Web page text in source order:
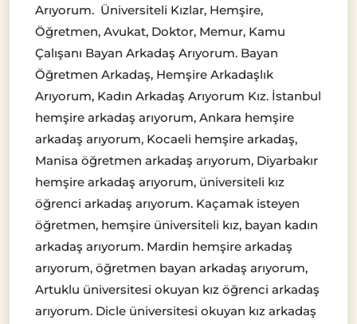
Arıyorum. Üniversiteli Kızlar, Hemşire,
Öğretmen, Avukat, Doktor, Memur, Kamu
Çalışanı Bayan Arkadaş Arıyorum. Bayan
Öğretmen Arkadaş, Hemşire Arkadaşlık
Arıyorum, Kadın Arkadaş Arıyorum Kız. İstanbul
hemşire arkadaş arıyorum, Ankara hemşire
arkadaş arıyorum, Kocaeli hemşire arkadaş,
Manisa öğretmen arkadaş arıyorum, Diyarbakır
hemşire arkadaş arıyorum, üniversiteli kız
öğrenci arkadaş arıyorum. Kaçamak isteyen
öğretmen, hemşire üniversiteli kız, bayan kadın
arkadaş arıyorum. Mardin hemşire arkadaş
arıyorum, öğretmen bayan arkadaş arıyorum,
Artuklu üniversitesi okuyan kız öğrenci arkadaş
arıyorum. Dicle üniversitesi okuyan kız arkadaş